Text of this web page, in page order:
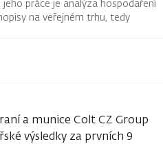
práce je analýza hospodaření
na veřejném trhu, tedy
a munice Colt CZ Group
výsledky za prvních 9